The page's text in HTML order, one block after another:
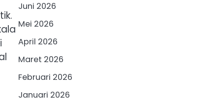
Juni 2026
Mei 2026
April 2026
Maret 2026
Februari 2026
Januari 2026